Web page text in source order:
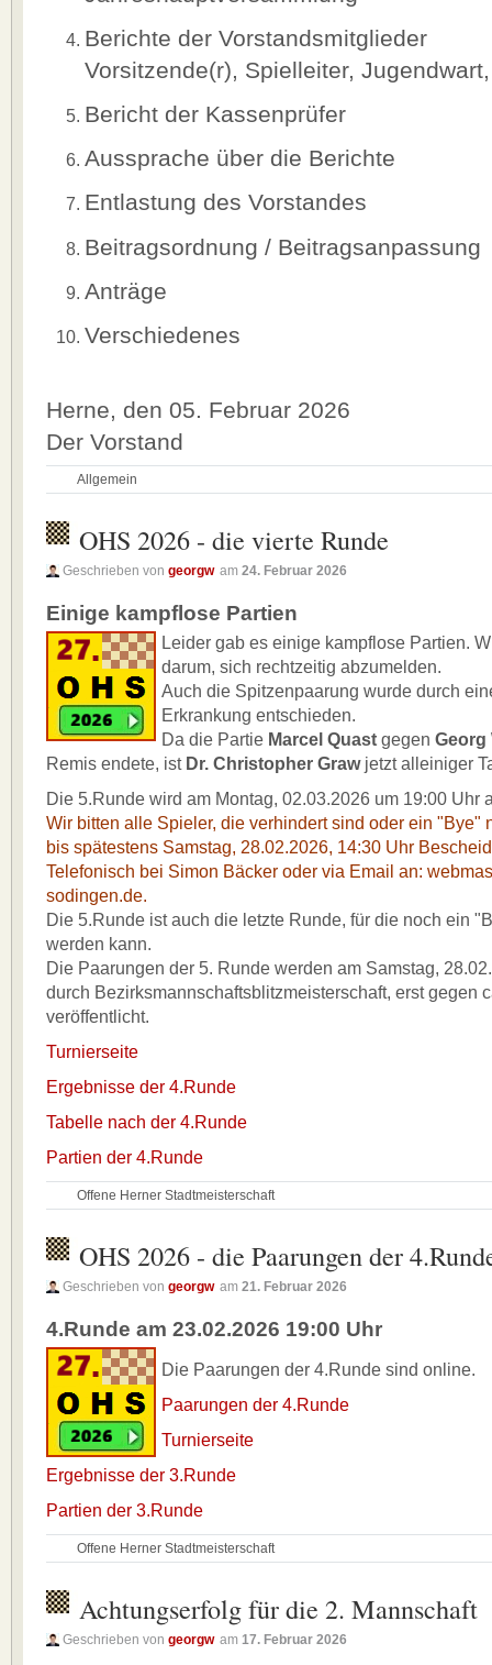
Berichte der Vorstandsmitglieder
Vorsitzende(r), Spielleiter,
Bericht der Kassenprüfer
Aussprache über die Berichte
Entlastung des Vorstandes
Beitragsordnung / Beitragsanpassung
Anträge
Verschiedenes
Herne, den 05. Februar 2026
Der Vorstand
Allgemein
OHS 2026 - die vierte Runde
Geschrieben von georgw am 24. Februar 2026
Einige kampflose Partien
Leider gab es einige kampflose Partien.
darum, sich rechtzeitig abzumelden.
Auch die Spitzenpaarung wurde durch
Erkrankung entschieden.
Da die Partie Marcel Quast gegen Georg
Remis endete, ist Dr. Christopher Grawjetzt alleiniger
Die 5.Runde wird am Montag, 02.03.2026 um 19:00 Uhr
Wir bitten alle Spieler, die verhindert sind oder ein "Bye"
bis spätestens Samstag, 28.02.2026, 14:30 Uhr
Telefonisch bei Simon Bäcker oder via Email an:
sodingen.de.
Die 5.Runde ist auch die letzte Runde, für die noch ein
werden kann.
Die Paarungen der 5. Runde werden am Samstag,
durch Bezirksmannschaftsblitzmeisterschaft, erst gegen
veröffentlicht.
Turnierseite
Ergebnisse der 4.Runde
Tabelle nach der 4.Runde
Partien der 4.Runde
Offene Herner Stadtmeisterschaft
OHS 2026 - die Paarungen der
Geschrieben von georgw am 21. Februar 2026
4.Runde am 23.02.2026 19:00 Uhr
Die Paarungen der 4.Runde sind online.
Paarungen der 4.Runde
Turnierseite
Ergebnisse der 3.Runde
Partien der 3.Runde
Offene Herner Stadtmeisterschaft
Achtungserfolg für die 2. Mannschaft
Geschrieben von georgw am 17. Februar 2026